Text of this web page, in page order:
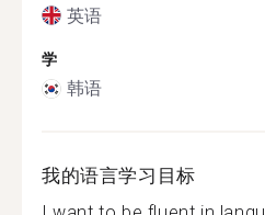
英语
学
韩语
我的语言学习目标